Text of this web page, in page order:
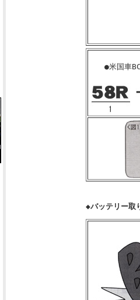
●米国車
◆バッテリー取